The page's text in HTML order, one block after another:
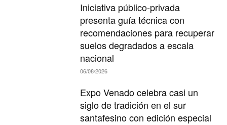
Iniciativa público-privada
presenta guía técnica con
recomendaciones para recuperar
suelos degradados a escala
nacional
06/08/2026
Expo Venado celebra casi un
siglo de tradición en el sur
santafesino con edición especial